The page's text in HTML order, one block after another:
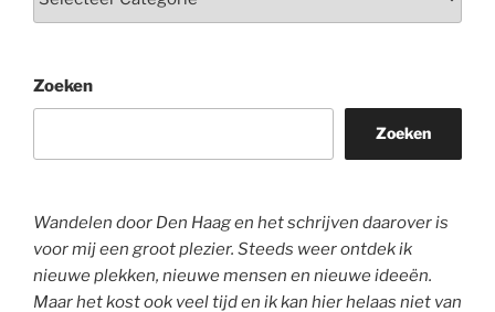
Zoeken
Zoeken
Wandelen door Den Haag en het schrijven daarover is
voor mij een groot plezier. Steeds weer ontdek ik
nieuwe plekken, nieuwe mensen en nieuwe ideeën.
Maar het kost ook veel tijd en ik kan hier helaas niet van